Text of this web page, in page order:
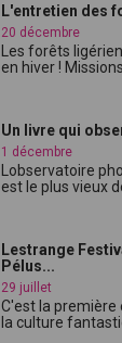
L'entretien des
20 décembre
Les forêts
en hiver !
Un livre qui
1 décembre
Lobservatoire
est le plus vieux
Lestrange
Pélus...
29 juillet
C'est la première
la culture